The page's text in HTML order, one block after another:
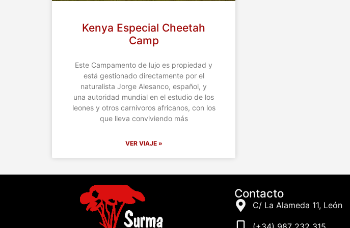
Kenya Especial Cheetah
Camp
Este Campamento de lujo es propiedad y
está gestionado directamente por el
naturalista Jorge Alesanco, español, y
una autoridad mundial en el estudio de los
leones y otros carnívoros africanos, con los
que lleva conviviendo más
VER VIAJE »
Contacto
C/ La Alameda 11, León